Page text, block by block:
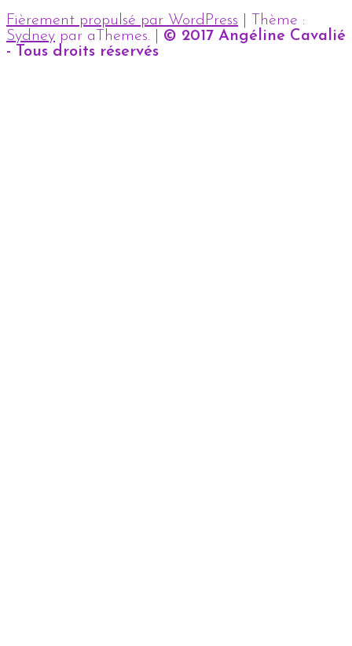
Fièrement propulsé par WordPress
Thème :
Sydney par aThemes.
© 2017 Angéline Cavalié
- Tous droits réservés